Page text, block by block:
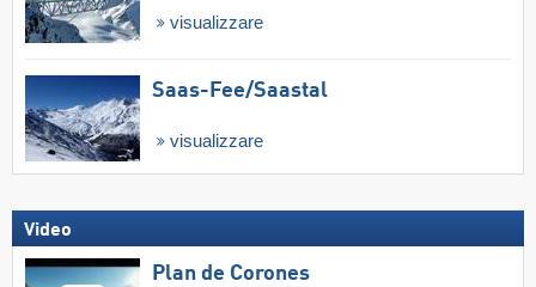
visualizzare
Saas-Fee/​Saastal
visualizzare
Video
Plan de Corones